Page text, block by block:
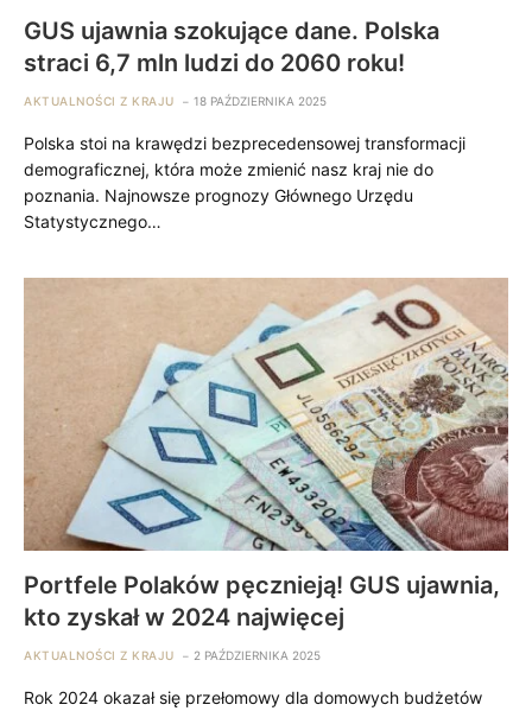
GUS ujawnia szokujące dane. Polska
straci 6,7 mln ludzi do 2060 roku!
AKTUALNOŚCI Z KRAJU 18 PAŹDZIERNIKA 2025
Polska stoi na krawędzi bezprecedensowej transformacji
demograficznej, która może zmienić nasz kraj nie do
poznania. Najnowsze prognozy Głównego Urzędu
Statystycznego…
Portfele Polaków pęcznieją! GUS ujawnia,
kto zyskał w 2024 najwięcej
AKTUALNOŚCI Z KRAJU 2 PAŹDZIERNIKA 2025
Rok 2024 okazał się przełomowy dla domowych budżetów